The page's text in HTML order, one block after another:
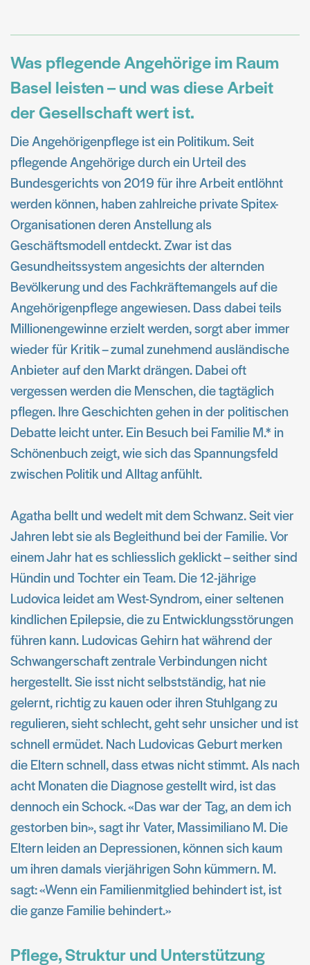
Was pflegende Angehörige im Raum
Basel leisten – und was diese Arbeit
der Gesellschaft wert ist.
Die Angehörigenpflege ist ein Politikum. Seit
pflegende Angehörige durch ein Urteil des
Bundesgerichts von 2019 für ihre Arbeit entlöhnt
werden können, haben zahlreiche private Spitex-
Organisationen deren Anstellung als
Geschäftsmodell entdeckt. Zwar ist das
Gesundheitssystem angesichts der alternden
Bevölkerung und des Fachkräftemangels auf die
Angehörigenpflege angewiesen. Dass dabei teils
Millionengewinne erzielt werden, sorgt aber immer
wieder für Kritik – zumal zunehmend ausländische
Anbieter auf den Markt drängen. Dabei oft
vergessen werden die Menschen, die tagtäglich
pflegen. Ihre Geschichten gehen in der politischen
Debatte leicht unter. Ein Besuch bei Familie M.* in
Schönenbuch zeigt, wie sich das Spannungsfeld
zwischen Politik und Alltag anfühlt.
Agatha bellt und wedelt mit dem Schwanz. Seit vier
Jahren lebt sie als Begleithund bei der Familie. Vor
einem Jahr hat es schliesslich geklickt – seither sind
Hündin und Tochter ein Team. Die 12-jährige
Ludovica leidet am West-Syndrom, einer seltenen
kindlichen Epilepsie, die zu Entwicklungsstörungen
führen kann. Ludovicas Gehirn hat während der
Schwangerschaft zentrale Verbindungen nicht
hergestellt. Sie isst nicht selbstständig, hat nie
gelernt, richtig zu kauen oder ihren Stuhlgang zu
regulieren, sieht schlecht, geht sehr unsicher und ist
schnell ermüdet. Nach Ludovicas Geburt merken
die Eltern schnell, dass etwas nicht stimmt. Als nach
acht Monaten die Diagnose gestellt wird, ist das
dennoch ein Schock. «Das war der Tag, an dem ich
gestorben bin», sagt ihr Vater, Massimiliano M. Die
Eltern leiden an Depressionen, können sich kaum
um ihren damals vierjährigen Sohn kümmern. M.
sagt: «Wenn ein Familienmitglied behindert ist, ist
die ganze Familie behindert.»
Pflege, Struktur und Unterstützung